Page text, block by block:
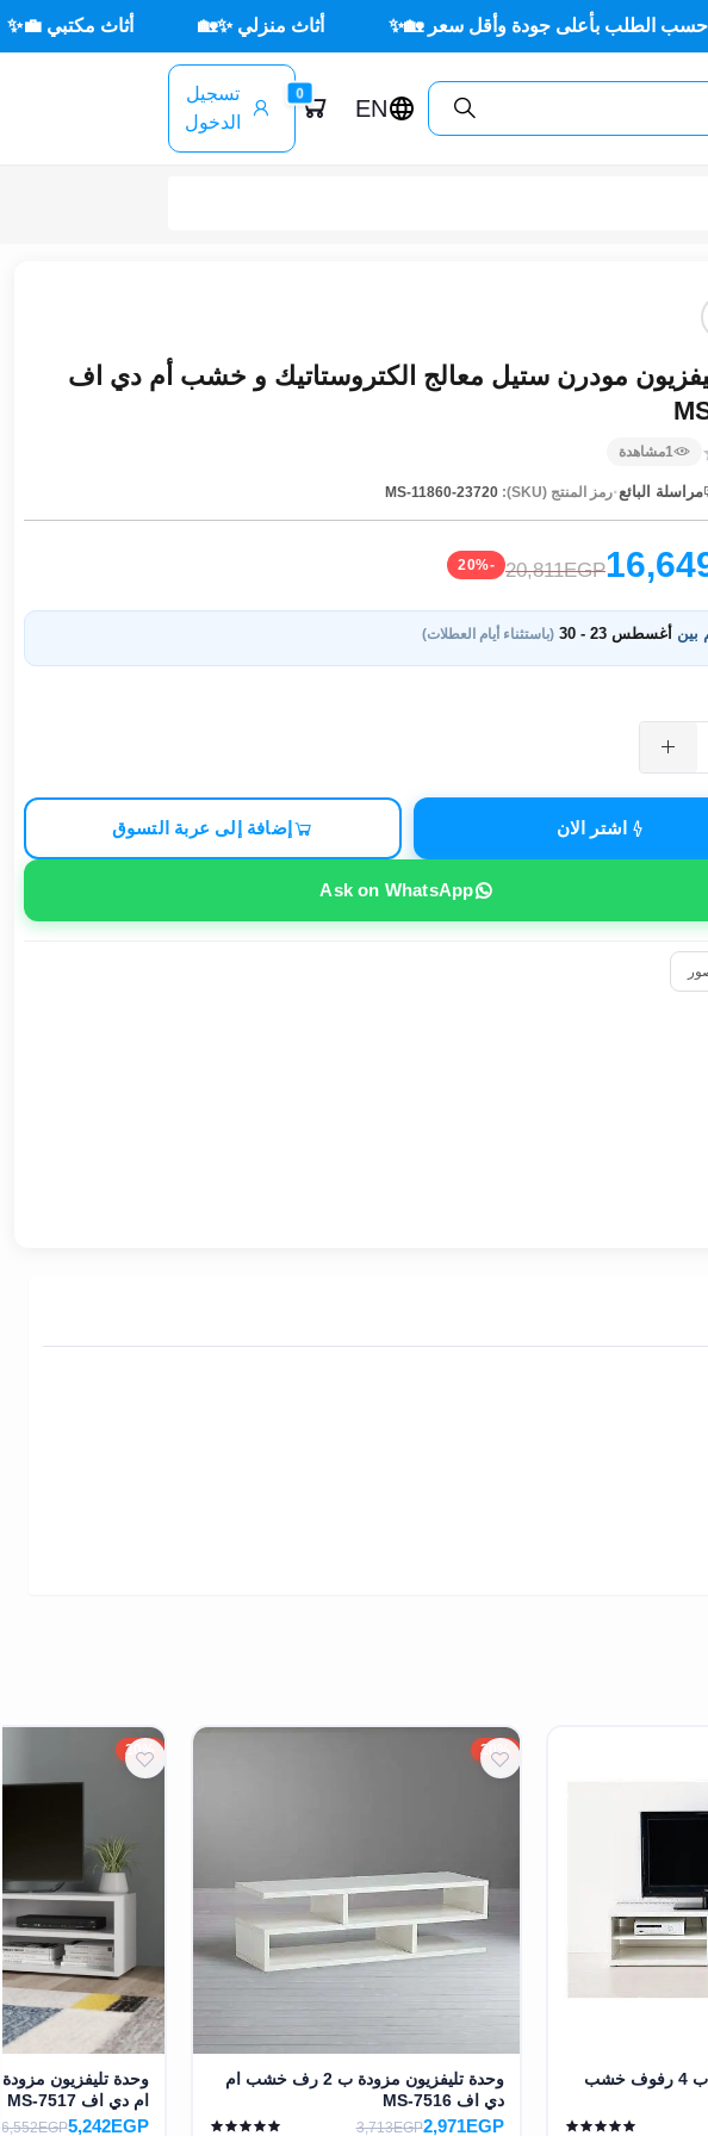
بأعلى جودة وأقل سعر 🏡✨ أثاث منزلي ✨🏡 أثاث مكتبي 💼✨ 🌳
EN
0
تسجيل
الدخول
مودرن ستيل معالج الكتروستاتيك و خشب أم دي اف
1مشاهدة
مراسلة البائع·رمز المنتج (SKU): MS-11860-23720
20,811EGP
-20%
بين أغسطس 23 - 30 (باستثناء أيام العطلات)
اشتر الان إضافة إلى عربة التسوق
Ask on WhatsApp
وحدة تليفزيون مزودة ب 4 رفوف خشب
20%
وحدة تليفزيون مزودة ب 2 رف خشب ام
دي اف MS-7516
2,971EGP
3,713EGP
20%
وحدة تليفزيون
ام دي اف MS-7517
5,242EGP
6,552EGP